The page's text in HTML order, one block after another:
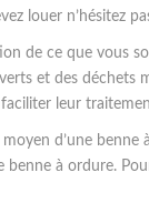
louer n’hésitez
de ce que vous
et des déchets
leur
d’une
à ordure.